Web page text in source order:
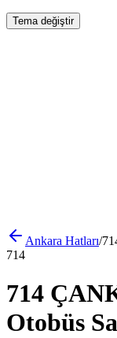
Tema değiştir
Ankara Hatları/
714
714
Otobüs